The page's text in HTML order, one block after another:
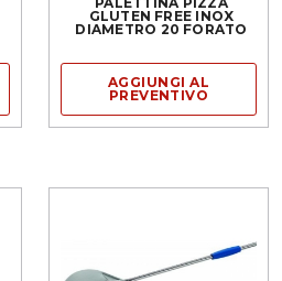
GLUTEN FREE INOX
DIAMETRO 20 FORATO
AGGIUNGI AL
PREVENTIVO